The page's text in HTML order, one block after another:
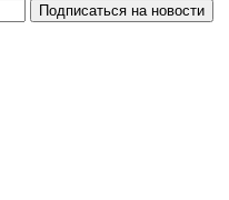
Подписаться на новости